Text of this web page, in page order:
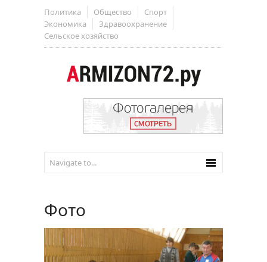
Политика Общество
Спорт
Экономика
Здравоохранение
Сельское хозяйство
Фото